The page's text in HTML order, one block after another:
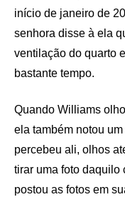
início de janeiro de
senhora disse à ela
ventilação do quarto
bastante tempo.
Quando Williams
ela também notou
percebeu ali, olhos
tirar uma foto daquilo
postou as fotos em